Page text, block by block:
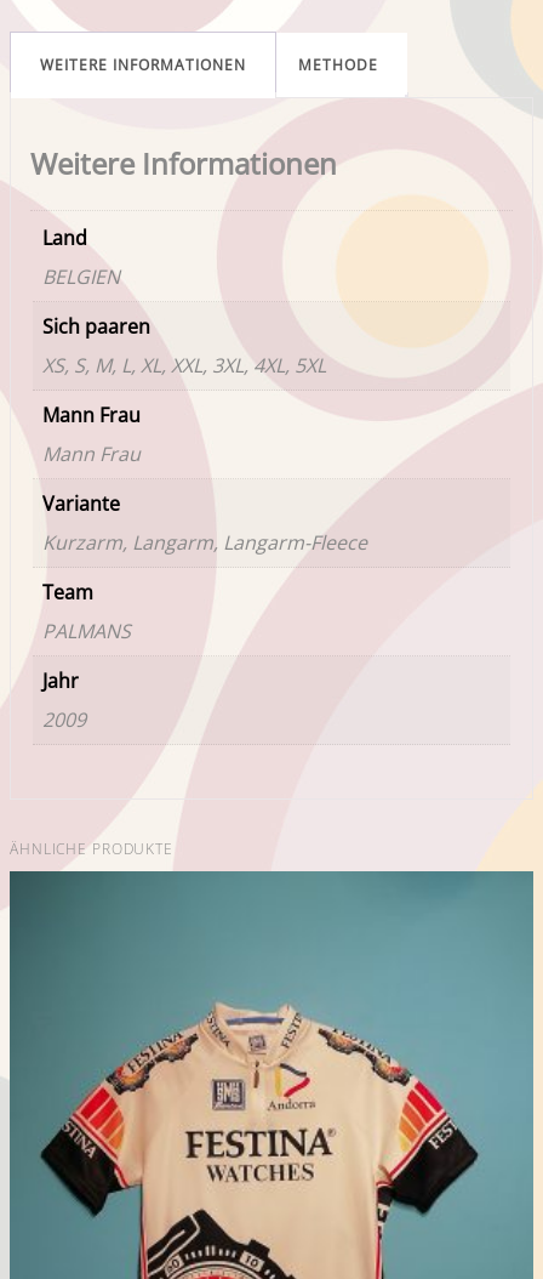
WEITERE INFORMATIONEN METHODE
Weitere Informationen
Land
BELGIEN
Sich paaren
XS, S, M, L, XL, XXL, 3XL, 4XL, 5XL
Mann Frau
Mann Frau
Variante
Kurzarm, Langarm, Langarm-Fleece
Team
PALMANS
Jahr
2009
ÄHNLICHE PRODUKTE